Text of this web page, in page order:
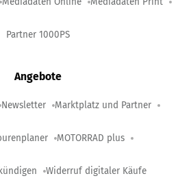
Partner 1000PS
Angebote
Newsletter Marktplatz und Partner
MOTORRAD plus
Widerruf digitaler Käufe